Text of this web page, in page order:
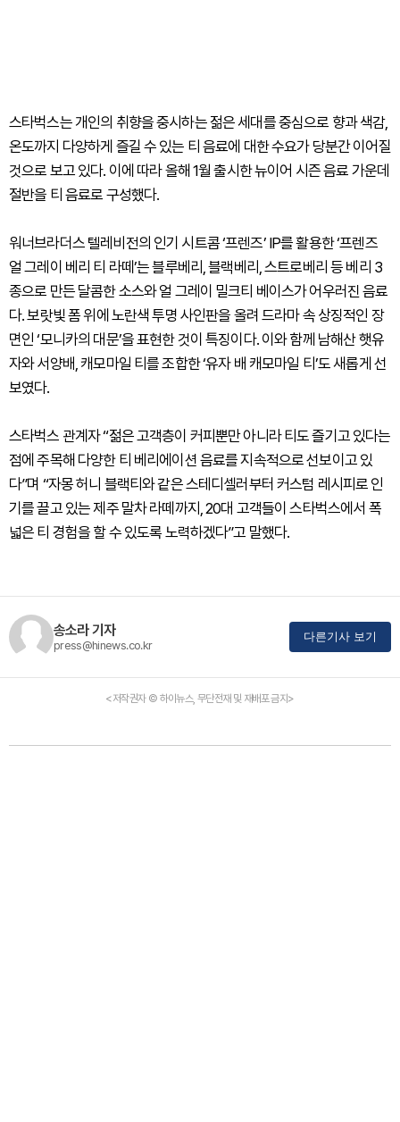
스타벅스는 개인의 취향을 중시하는 젊은 세대를 중심으로 향과 색감,
온도까지 다양하게 즐길 수 있는 티 음료에 대한 수요가 당분간 이어질
것으로 보고 있다. 이에 따라 올해 1월 출시한 뉴이어 시즌 음료 가운데
절반을 티 음료로 구성했다.
워너브라더스 텔레비전의 인기 시트콤 ‘프렌즈’ IP를 활용한 ‘프렌즈
얼 그레이 베리 티 라떼’는 블루베리, 블랙베리, 스트로베리 등 베리 3
종으로 만든 달콤한 소스와 얼 그레이 밀크티 베이스가 어우러진 음료
다. 보랏빛 폼 위에 노란색 투명 사인판을 올려 드라마 속 상징적인 장
면인 ‘모니카의 대문’을 표현한 것이 특징이다. 이와 함께 남해산 햇유
자와 서양배, 캐모마일 티를 조합한 ‘유자 배 캐모마일 티’도 새롭게 선
보였다.
스타벅스 관계자 “젊은 고객층이 커피뿐만 아니라 티도 즐기고 있다는
점에 주목해 다양한 티 베리에이션 음료를 지속적으로 선보이고 있
다”며 “자몽 허니 블랙티와 같은 스테디셀러부터 커스텀 레시피로 인
기를 끌고 있는 제주 말차 라떼까지, 20대 고객들이 스타벅스에서 폭
넓은 티 경험을 할 수 있도록 노력하겠다”고 말했다.
송소라 기자
press@hinews.co.kr
다른기사 보기
<저작권자 © 하이뉴스, 무단전재 및 재배포 금지>